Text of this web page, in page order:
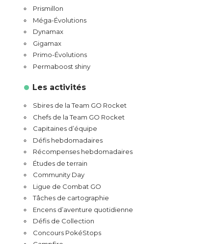
Prismillon
Méga-Évolutions
Dynamax
Gigamax
Primo-Évolutions
Permaboost shiny
Les activités
Sbires de la Team GO Rocket
Chefs de la Team GO Rocket
Capitaines d’équipe
Défis hebdomadaires
Récompenses hebdomadaires
Études de terrain
Community Day
Ligue de Combat GO
Tâches de cartographie
Encens d’aventure quotidienne
Défis de Collection
Concours PokéStops